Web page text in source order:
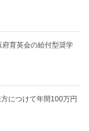
府育英会の給付型奨学
につけて年間100万円